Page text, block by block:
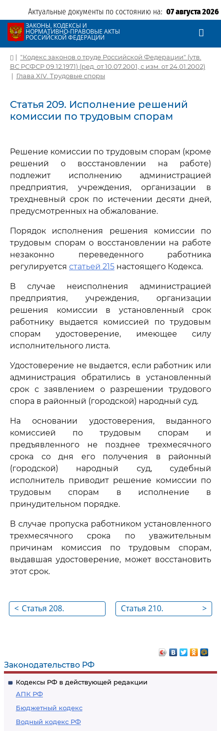
Актуальные документы по состоянию на: 07 августа 2026
ЗАКОНЫ, КОДЕКСЫ И
НОРМАТИВНО-ПРАВОВЫЕ АКТЫ
РОССИЙСКОЙ ФЕДЕРАЦИИ
Законодательство РФ
Кодексы РФ в действующей редакции
АПК РФ
Бюджетный кодекс
Водный кодекс РФ
| "Кодекс законов о труде Российской Федерации" (утв.
ВС РСФСР 09.12.1971) (ред. от 10.07.2001, с изм. от 24.01.2002)
| Глава XIV. Трудовые споры
Статья 209. Исполнение решений
комиссии по трудовым спорам
Решение комиссии по трудовым спорам (кроме
решений о восстановлении на работе)
подлежит исполнению администрацией
предприятия, учреждения, организации в
трехдневный срок по истечении десяти дней,
предусмотренных на обжалование.
Порядок исполнения решения комиссии по
трудовым спорам о восстановлении на работе
незаконно переведенного работника
регулируется статьей 215 настоящего Кодекса.
В случае неисполнения администрацией
предприятия, учреждения, организации
решения комиссии в установленный срок
работнику выдается комиссией по трудовым
спорам удостоверение, имеющее силу
исполнительного листа.
Удостоверение не выдается, если работник или
администрация обратились в установленный
срок с заявлением о разрешении трудового
спора в районный (городской) народный суд.
На основании удостоверения, выданного
комиссией по трудовым спорам и
предъявленного не позднее трехмесячного
срока со дня его получения в районный
(городской) народный суд, судебный
исполнитель приводит решение комиссии по
трудовым спорам в исполнение в
принудительном порядке.
В случае пропуска работником установленного
трехмесячного срока по уважительным
причинам комиссия по трудовым спорам,
выдавшая удостоверение, может восстановить
этот срок.
< Статья 208.
(городской)
народный суд и
обжалование
решения комиссии
по трудовым спорам
>
Статья 210.
районных
(городских)
народных судах